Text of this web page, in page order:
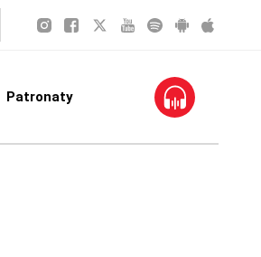
Patronaty